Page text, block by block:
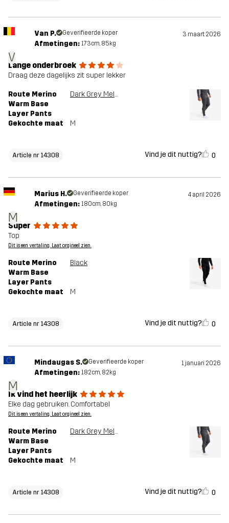
V
Van P. Geverifieerde koper 3 maart 2026
Afmetingen: 173cm, 85kg
Lange onderbroek
Draag deze dagelijks zit super lekker
Route Merino
Warm Base
Layer Pants
Dark Grey Melange
Gekochte maat M
Article nr 14308 Vind je dit nuttig? 0
M
Marius H. Geverifieerde koper 4 april 2026
Afmetingen: 180cm, 80kg
Super
Top
Dit is een vertaling. Laat orgineel zien.
Route Merino
Warm Base
Layer Pants
Black
Gekochte maat M
Article nr 14308 Vind je dit nuttig? 0
M
Mindaugas S. Geverifieerde koper 1 januari 2026
Afmetingen: 182cm, 82kg
Ik vind het heerlijk
Elke dag gebruiken. Comfortabel
Dit is een vertaling. Laat orgineel zien.
Route Merino
Warm Base
Layer Pants
Dark Grey Melange
Gekochte maat M
Article nr 14308 Vind je dit nuttig? 0